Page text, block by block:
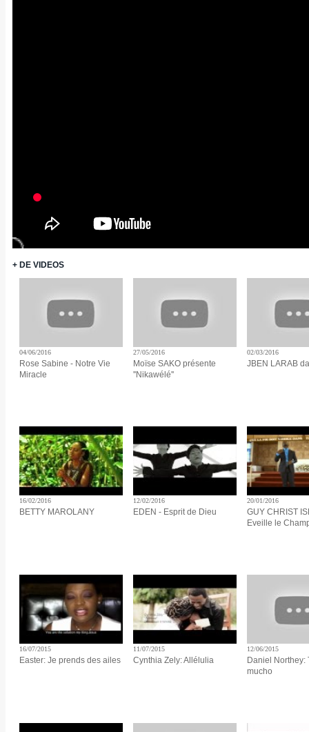
+ DE VIDEOS
04/06/2016
Rose Sabine - Notre Vie
Miracle
27/05/2016
Moïse SAKO présente
''Nikawélé''
02/03/2016
JBEN LARAB
16/02/2016
BETTY MAROLANY
12/02/2016
EDEN - Esprit de Dieu
20/01/2016
GUY CHRIST
Eveille le
16/07/2015
Easter: Je prends des ailes
11/07/2015
Cynthia Zely: Allélulia
12/06/2015
Daniel Northey:
mucho